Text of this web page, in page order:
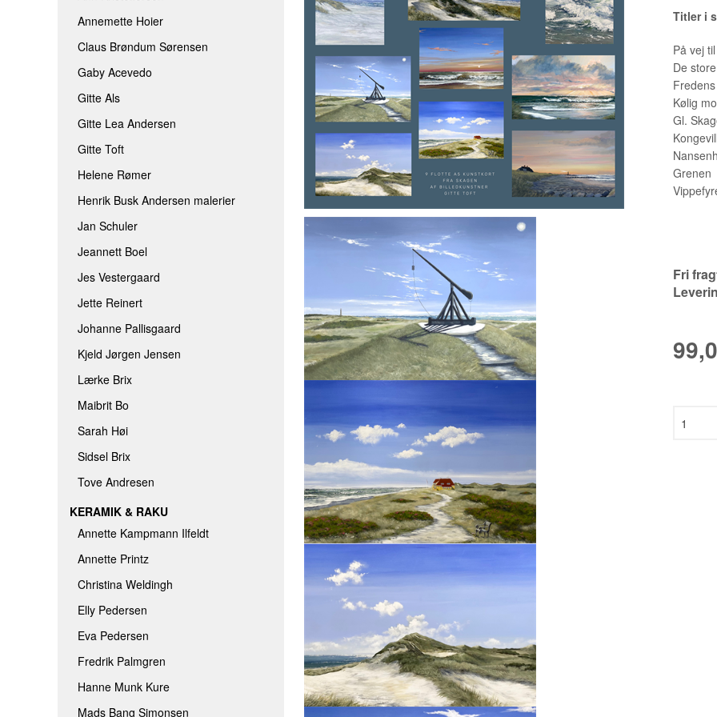
JES VESTERGAARD
KJELD JØRGEN JENSEN
ROLF BENGTSSON
THOMINE FELTHAUS
TINA WILLUMSEN
TINNA HÖRRMANN
AAEN & NIELSEN
Annemette Hoier
Claus Brøndum Sørensen
Gaby Acevedo
Gitte Als
Gitte Lea Andersen
Gitte Toft
Helene Rømer
Henrik Busk Andersen malerier
Jan Schuler
Jeannett Boel
Jes Vestergaard
Jette Reinert
Johanne Pallisgaard
Kjeld Jørgen Jensen
Lærke Brix
Maibrit Bo
Sarah Høi
Sidsel Brix
Tove Andresen
KERAMIK & RAKU
Annette Kampmann Ilfeldt
Annette Printz
Christina Weldingh
Elly Pedersen
Eva Pedersen
Fredrik Palmgren
Hanne Munk Kure
Mads Bang Simonsen
Titler i
På vej
De
Kølig
Gl.
Grenen
Fri